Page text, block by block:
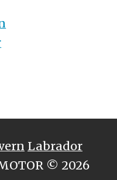
Labrador
© 2026